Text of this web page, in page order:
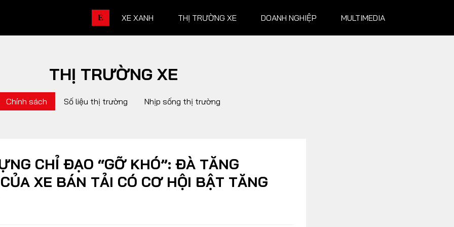
E XE XANH THỊ TRƯỜNG XE DOANH NGHIỆP MULTIMEDIA
THỊ TRƯỜNG XE
Nhịp sống thị trường
Quản trị
THỊ TRƯỜNG XE
Chính sách Số liệu thị trường Nhịp sống thị trường
CHỈ ĐẠO “GỠ KHÓ”: ĐÀ TĂNG
XE BÁN TẢI CÓ CƠ HỘI BẬT TĂNG